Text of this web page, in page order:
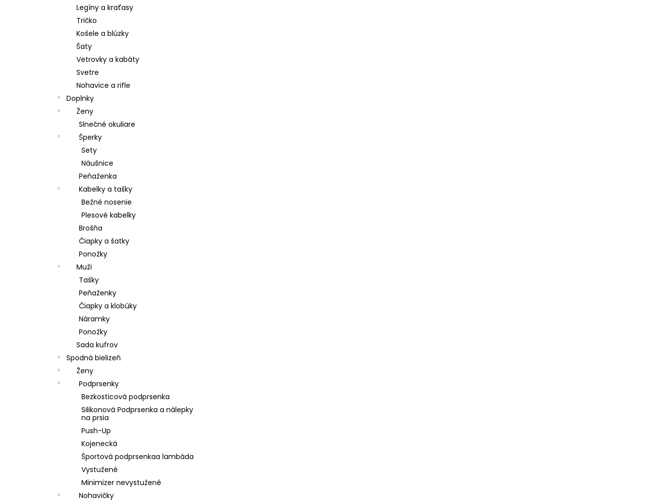
Legíny a kraťasy
Tričko
Košele a blúzky
Šaty
Vetrovky a kabáty
Svetre
Nohavice a rifle
Doplnky
Ženy
Slnečné okuliare
Šperky
Sety
Náušnice
Peňaženka
Kabelky a tašky
Bežné nosenie
Plesové kabelky
Brošňa
Čiapky a šatky
Ponožky
Muži
Tašky
Peňaženky
Čiapky a klobúky
Náramky
Ponožky
Sada kufrov
Spodná bielizeň
Ženy
Podprsenky
Bezkosticová podprsenka
Silikonová Podprsenka a nálepky
na prsia
Push-Up
Kojenecká
Športová podprsenkaa lambáda
Vystužené
Minimizer nevystužené
Nohavičky